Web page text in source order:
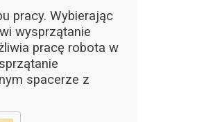
pracy. Wybierając
wysprzątanie
pracę robota w
spacerze z